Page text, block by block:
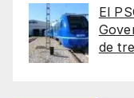
El
de